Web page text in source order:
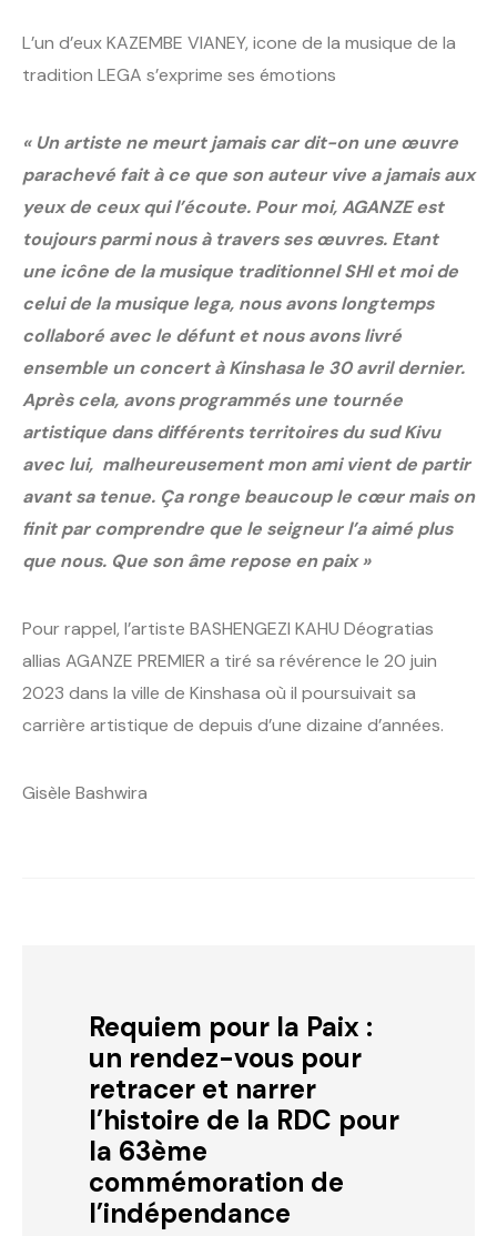
L’un d’eux KAZEMBE VIANEY, icone de la musique de la
tradition LEGA s’exprime ses émotions
« Un artiste ne meurt jamais car dit-on une œuvre
parachevé fait à ce que son auteur vive a jamais aux
yeux de ceux qui l’écoute. Pour moi, AGANZE est
toujours parmi nous à travers ses œuvres. Etant
une icône de la musique traditionnel SHI et moi de
celui de la musique lega, nous avons longtemps
collaboré avec le défunt et nous avons livré
ensemble un concert à Kinshasa le 30 avril dernier.
Après cela, avons programmés une tournée
artistique dans différents territoires du sud Kivu
avec lui, malheureusement mon ami vient de partir
avant sa tenue. Ça ronge beaucoup le cœur mais on
finit par comprendre que le seigneur l’a aimé plus
que nous. Que son âme repose en paix »
Pour rappel, l’artiste BASHENGEZI KAHU Déogratias
allias AGANZE PREMIER a tiré sa révérence le 20 juin
2023 dans la ville de Kinshasa où il poursuivait sa
carrière artistique de depuis d’une dizaine d’années.
Gisèle Bashwira
Requiem pour la Paix :
un rendez-vous pour
retracer et narrer
l’histoire de la RDC pour
la 63ème
commémoration de
l’indépendance